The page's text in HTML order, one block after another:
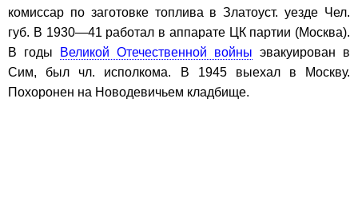
комиссар по заготовке топлива в Златоуст. уезде Чел.
губ. В 1930—41 работал в аппарате ЦК партии (Москва).
В годы
Великой Отечественной войны эвакуирован в
Сим, был чл. исполкома. В 1945 выехал в Москву.
Похоронен на Новодевичьем кладбище.